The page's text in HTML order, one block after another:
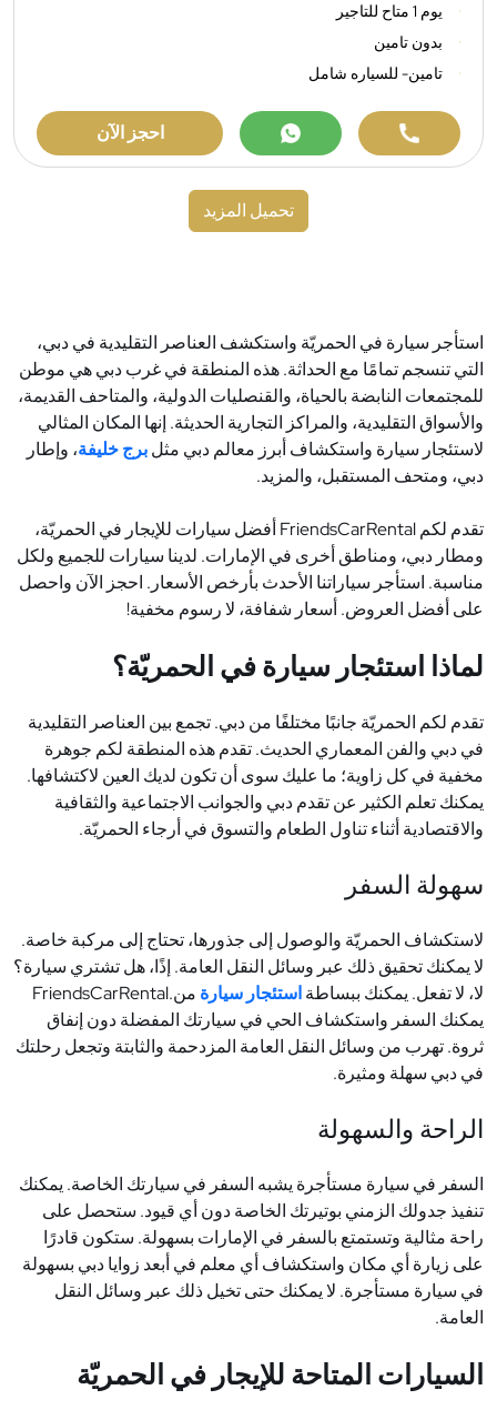
يوم 1 متاح للتاجير
بدون تامين
تامين- للسياره شامل
احجز الآن
تحميل المزيد
استأجر سيارة في الحمريّة واستكشف العناصر التقليدية في دبي،
التي تنسجم تمامًا مع الحداثة. هذه المنطقة في غرب دبي هي موطن
للمجتمعات النابضة بالحياة، والقنصليات الدولية، والمتاحف القديمة،
والأسواق التقليدية، والمراكز التجارية الحديثة. إنها المكان المثالي
لاستئجار سيارة واستكشاف أبرز معالم دبي مثلبرج خليفة، وإطار
دبي، ومتحف المستقبل، والمزيد.
تقدم لكمFriendsCarRental أفضل سيارات للإيجار في الحمريّة،
ومطار دبي، ومناطق أخرى في الإمارات. لدينا سيارات للجميع ولكل
مناسبة. استأجر سياراتنا الأحدث بأرخص الأسعار. احجز الآن واحصل
على أفضل العروض. أسعار شفافة، لا رسوم مخفية!
لماذا استئجار سيارة في الحمريّة؟
تقدم لكم الحمريّة جانبًا مختلفًا من دبي. تجمع بين العناصر التقليدية
في دبي والفن المعماري الحديث. تقدم هذه المنطقة لكم جوهرة
مخفية في كل زاوية؛ ما عليك سوى أن تكون لديك العين لاكتشافها.
يمكنك تعلم الكثير عن تقدم دبي والجوانب الاجتماعية والثقافية
والاقتصادية أثناء تناول الطعام والتسوق في أرجاء الحمريّة.
سهولة السفر
لاستكشاف الحمريّة والوصول إلى جذورها، تحتاج إلى مركبة خاصة.
لا يمكنك تحقيق ذلك عبر وسائل النقل العامة. إذًا، هل تشتري سيارة؟
لا، لا تفعل. يمكنك ببساطةاستئجار سيارة منFriendsCarRental.
يمكنك السفر واستكشاف الحي في سيارتك المفضلة دون إنفاق
ثروة. تهرب من وسائل النقل العامة المزدحمة والثابتة وتجعل رحلتك
في دبي سهلة ومثيرة.
الراحة والسهولة
السفر في سيارة مستأجرة يشبه السفر في سيارتك الخاصة. يمكنك
تنفيذ جدولك الزمني بوتيرتك الخاصة دون أي قيود. ستحصل على
راحة مثالية وتستمتع بالسفر في الإمارات بسهولة. ستكون قادرًا
على زيارة أي مكان واستكشاف أي معلم في أبعد زوايا دبي بسهولة
في سيارة مستأجرة. لا يمكنك حتى تخيل ذلك عبر وسائل النقل
العامة.
السيارات المتاحة للإيجار في الحمريّة